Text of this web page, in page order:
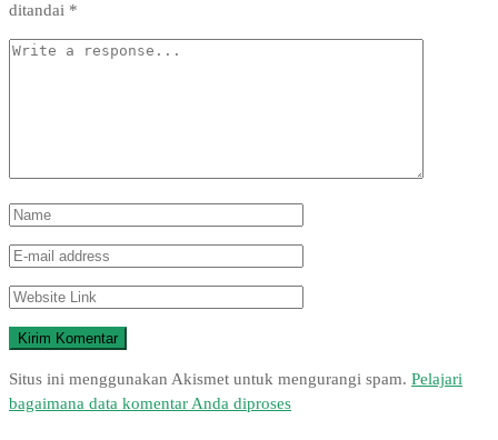
ditandai *
Situs ini menggunakan Akismet untuk mengurangi spam. Pelajari
bagaimana data komentar Anda diproses